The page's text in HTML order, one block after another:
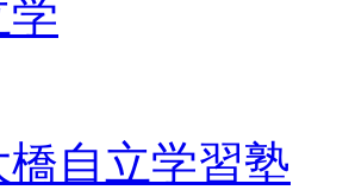
自立学習塾